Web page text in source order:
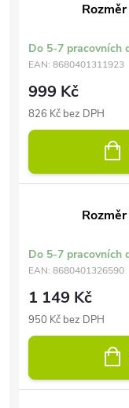
Do 5-7 pracovních
EAN: 8680401311923
999 Kč
826 Kč bez DPH
Do 5-7 pracovních
EAN: 8680401326590
1 149 Kč
950 Kč bez DPH